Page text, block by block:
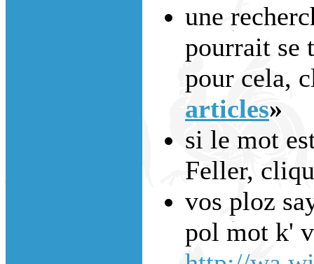
une
pourrait se
pour cela,
articles»
si le mot
Feller,
vos ploz
pol mot k'